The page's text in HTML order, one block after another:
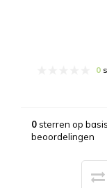
0
0sterren op
beoordelingen